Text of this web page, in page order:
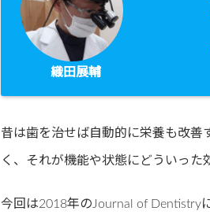
織田展輔
昔は歯を治せば自動的に栄養も改善
く、それが機能や状態にどういった
今回は2018年のJournal of Dentistry